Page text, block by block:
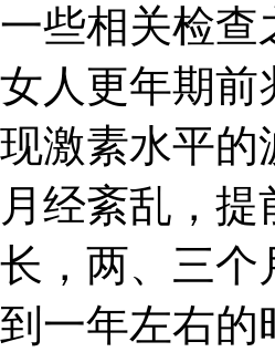
一些相关检查
女人更年期前
现激素水平的
月经紊乱，
长，两、三个
到一年左右的